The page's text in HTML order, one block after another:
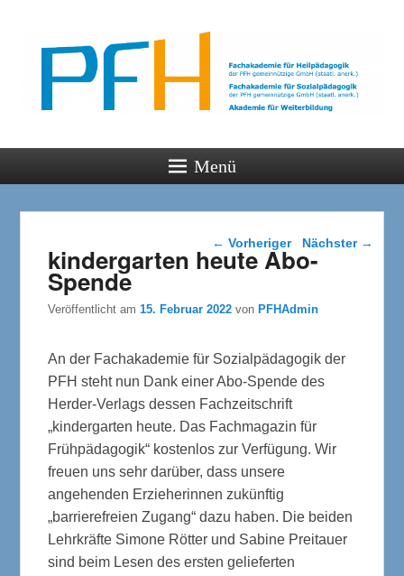
PFH
Gemeinsam wachsen
Menü
Beitragsnavigation
← Vorheriger Nächster →
kindergarten heute Abo-
Spende
Veröffentlicht am15. Februar 2022 von PFHAdmin
An der Fachakademie für Sozialpädagogik der
PFH steht nun Dank einer Abo-Spende des
Herder-Verlags dessen Fachzeitschrift
„kindergarten heute. Das Fachmagazin für
Frühpädagogik“ kostenlos zur Verfügung. Wir
freuen uns sehr darüber, dass unsere
angehenden Erzieherinnen zukünftig
„barrierefreien Zugang“ dazu haben. Die beiden
Lehrkräfte Simone Rötter und Sabine Preitauer
sind beim Lesen des ersten gelieferten